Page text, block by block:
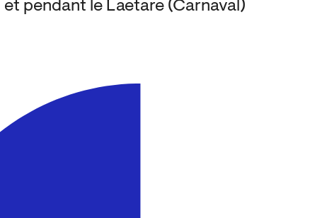
et pendant le Laetare (Carnaval)